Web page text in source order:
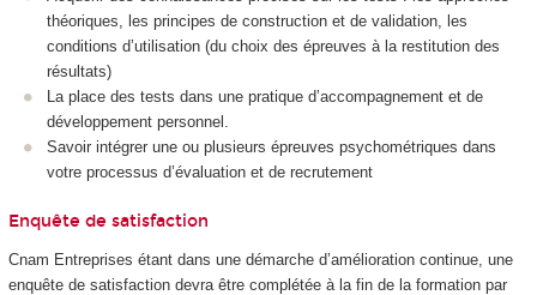
théoriques, les principes de construction et de validation, les
conditions d’utilisation (du choix des épreuves à la restitution des
résultats)
La place des tests dans une pratique d’accompagnement et de
développement personnel.
Savoir intégrer une ou plusieurs épreuves psychométriques dans
votre processus d’évaluation et de recrutement
Enquête de satisfaction
Cnam Entreprises étant dans une démarche d’amélioration continue, une
enquête de satisfaction devra être complétée à la fin de la formation par